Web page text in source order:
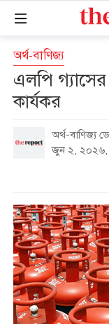
অর্থ-বাণিজ্য
এলপি
কার্যকর
অর্থ-বাণিজ্য
জুন ২, ২০২৬,